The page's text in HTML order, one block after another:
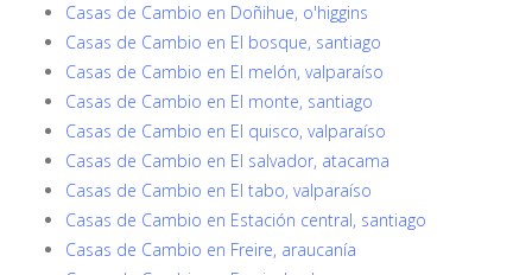
Casas de Cambio en Doñihue, o'higgins
Casas de Cambio en El bosque, santiago
Casas de Cambio en El melón, valparaíso
Casas de Cambio en El monte, santiago
Casas de Cambio en El quisco, valparaíso
Casas de Cambio en El salvador, atacama
Casas de Cambio en El tabo, valparaíso
Casas de Cambio en Estación central, santiago
Casas de Cambio en Freire, araucanía